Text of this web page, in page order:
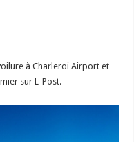
à Charleroi Airport et
sur L-Post.